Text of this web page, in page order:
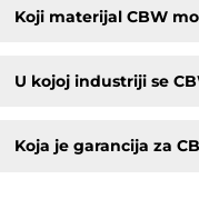
Koji materijal CBW
U kojoj industriji se
Koja je garancija za